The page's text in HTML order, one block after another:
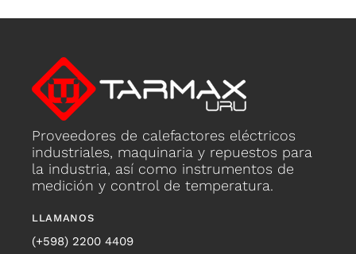
Proveedores de calefactores eléctricos
industriales, maquinaria y repuestos para
la industria, así como instrumentos de
medición y control de temperatura.
LLAMANOS
(+598) 2200 4409